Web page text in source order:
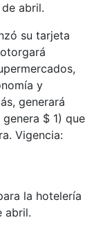
abril.
su tarjeta
y
generará
$ 1) que
Vigencia:
la hotelería
abril.